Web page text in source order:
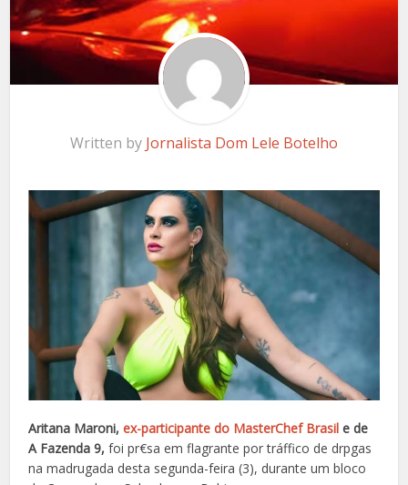
Written by Jornalista Dom Lele Botelho
Aritana Maroni,ex-participante do MasterChef Brasil e de
A Fazenda 9,foi pr€sa em flagrante por tráffico de drpgas
na madrugada desta segunda-feira (3), durante um bloco